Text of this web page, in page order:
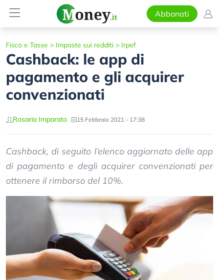
Abbonati
Fisco e Tasse > Imposte sui redditi > Irpef
Cashback: le app di
pagamento e gli acquirer
convenzionati
Rosaria Imparato 15 Febbraio 2021 - 17:38
Cashback, di seguito l’elenco aggiornato delle app
di pagamento e degli acquirer convenzionati per
ottenere il rimborso del 10%.